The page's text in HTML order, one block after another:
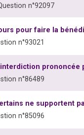
n°92097
pour faire la
n°93021
prononcée
n°86489
ne supportent
n°85096